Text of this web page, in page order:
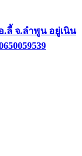
.ลี้ จ.ลำพูน อยู่เนิน